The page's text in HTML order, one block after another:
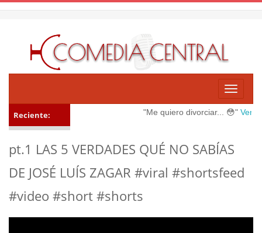
Toggle
Reciente: "Me quiero divorciar... 😳" Ver
pt.1 LAS 5 VERDADES QUÉ NO SABÍAS
DE JOSÉ LUÍS ZAGAR #viral #shortsfeed
#video #short #shorts